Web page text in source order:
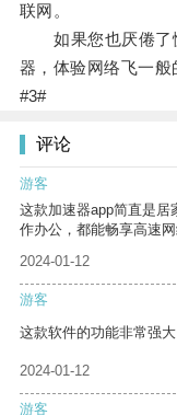
联网。
如果您也厌倦了
器，体验网络飞一般
#3#
评论
游客
这款加速器app简直是居
作办公，都能畅享高速
2024-01-12
游客
这款软件的功能非常强
2024-01-12
游客